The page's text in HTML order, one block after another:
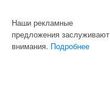
Наши рекламные
предложения заслуживают
внимания. Подробнее